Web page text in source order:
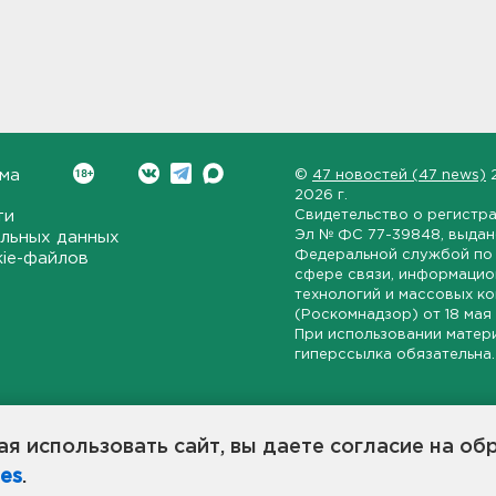
использовать сайт, вы даете согласие на
.
данных
файлов
© 47 новостей (47 news)
2026 г.
Свидетельство о
Эл № ФС 77-39848 ,
Федеральной службой по
сфере связи,
технологий и массовых
(Роскомнадзор) от 18 мая
При использовании
гиперссылка обязательна.
области, экономической и инвестиционной активности в
станет популярной и конструктивной площадкой
в 47-м регионе России.